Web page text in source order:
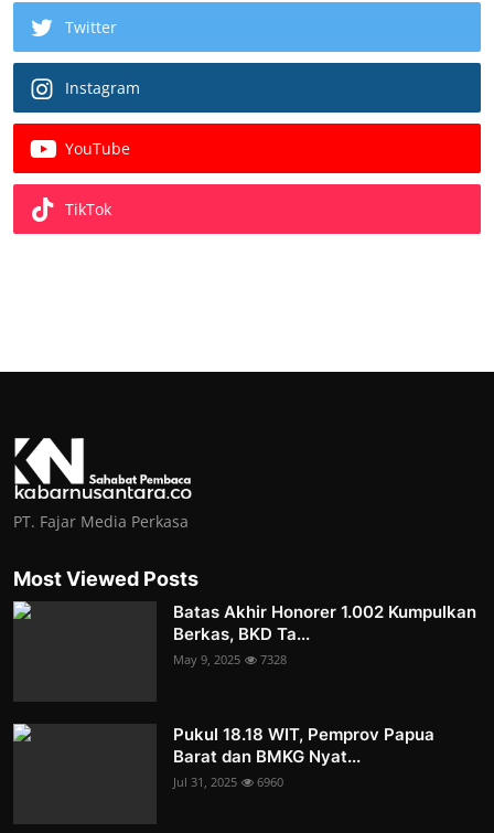
Twitter
Instagram
YouTube
TikTok
PT. Fajar Media Perkasa
Most Viewed Posts
Batas Akhir Honorer 1.002 Kumpulkan
Berkas, BKD Ta...
May 9, 2025 7328
Pukul 18.18 WIT, Pemprov Papua
Barat dan BMKG Nyat...
Jul 31, 2025 6960